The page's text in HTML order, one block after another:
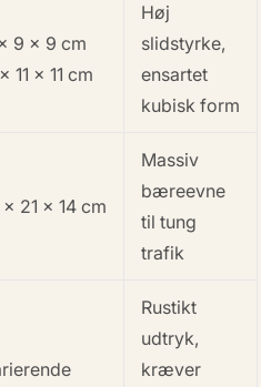
9 × 9 cm
11 × 11 cm
Høj
slidstyrke,
ensartet
kubisk form
× 21 × 14 cm
Massiv
bæreevne
til tung
trafik
Rustikt
udtryk,
kræver